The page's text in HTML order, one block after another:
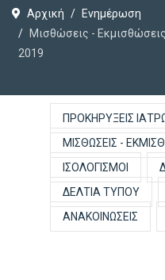
Αρχική
Ενημέρωση
Μισθώσεις -
2019
ΠΡΟΚΗΡΎΞΕΙΣ
ΜΙΣΘΏΣΕΙΣ -
ΙΣΟΛΟΓΙΣΜΟΊ
ΔΕΛΤΊΑ ΤΎΠΟΥ
ΑΝΑΚΟΙΝΏΣΕΙΣ